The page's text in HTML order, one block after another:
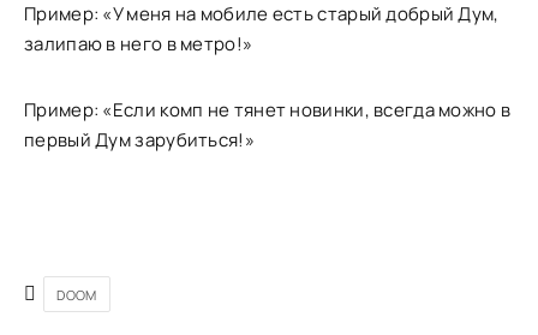
Пример: «У меня на мобиле есть старый добрый Дум,
залипаю в него в метро!»
Пример: «Если комп не тянет новинки, всегда можно в
первый Дум зарубиться!»
DOOM